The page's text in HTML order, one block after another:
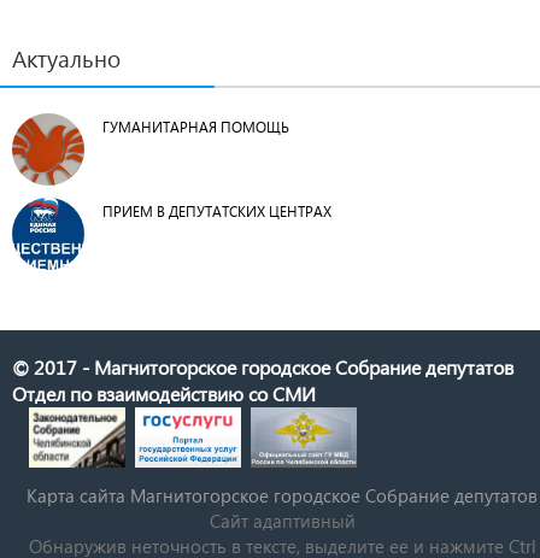
Актуально
ГУМАНИТАРНАЯ ПОМОЩЬ
ПРИЕМ В ДЕПУТАТСКИХ ЦЕНТРАХ
© 2017 - Магнитогорское городское Собрание депутатов
Отдел по взаимодействию со СМИ
Карта сайта Магнитогорское городское Cобрание депутатов
Сайт адаптивный
Обнаружив неточность в тексте, выделите ее и нажмите Ctrl